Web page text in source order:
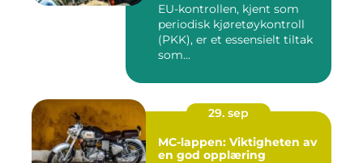
EU-kontrollen, kjent som
periodisk kjøretøykontroll
(PKK), er et essensielt tiltak
som...
29. sep
MC-lappen: Viktigheten av
en god opplæring